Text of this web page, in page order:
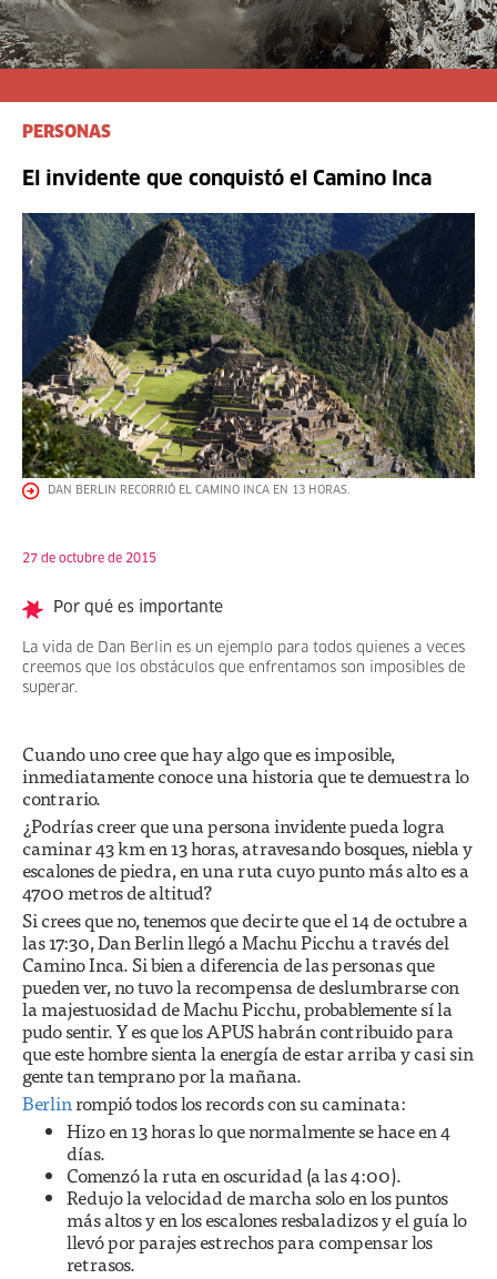
PERSONAS
El invidente que conquistó el Camino Inca
DAN BERLIN RECORRIÓ EL CAMINO INCA EN 13 HORAS.
27 de octubre de 2015
Por qué es importante
La vida de Dan Berlin es un ejemplo para todos quienes a veces
creemos que los obstáculos que enfrentamos son imposibles de
superar.
Cuando uno cree que hay algo que es imposible,
inmediatamente conoce una historia que te demuestra lo
contrario.
¿Podrías creer que una persona invidente pueda logra
caminar 43 km en 13 horas, atravesando bosques, niebla y
escalones de piedra, en una ruta cuyo punto más alto es a
4700 metros de altitud?
Si crees que no, tenemos que decirte que el 14 de octubre a
las 17:30, Dan Berlin llegó a Machu Picchu a través del
Camino Inca. Si bien a diferencia de las personas que
pueden ver, no tuvo la recompensa de deslumbrarse con
la majestuosidad de Machu Picchu, probablemente sí la
pudo sentir. Y es que los APUS habrán contribuido para
que este hombre sienta la energía de estar arriba y casi sin
gente tan temprano por la mañana.
Berlinrompió todos los records con su caminata:
Hizo en 13 horas lo que normalmente se hace en 4
días.
Comenzó la ruta en oscuridad (a las 4:00).
Redujo la velocidad de marcha solo en los puntos
más altos y en los escalones resbaladizos y el guía lo
llevó por parajes estrechos para compensar los
retrasos.